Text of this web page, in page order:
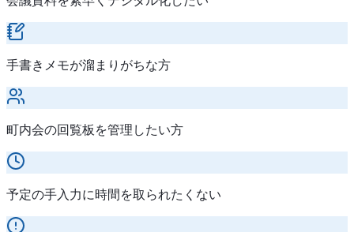
手書きメモが溜まりがちな方
町内会の回覧板を管理したい方
予定の手入力に時間を取られたくない